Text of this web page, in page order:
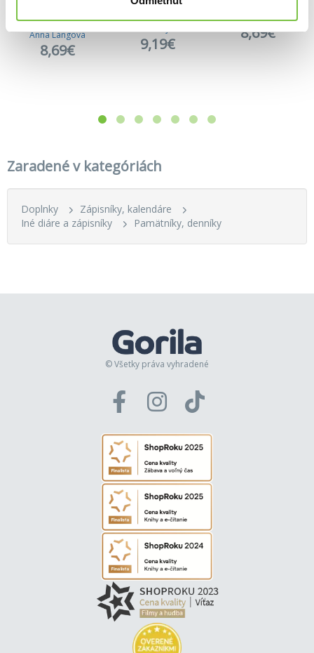
Naše dieťatko
Anna Lángová
8,69€
Album dieťatka: Náš prvý rok
9,19€
Kendra: tajný zápisník s visacím zámkom, kľúčikom a čarovným perom
8,69€
Zaradené v kategóriách
Doplnky
Zápisníky, kalendáre
Iné diáre a zápisníky
Pamätníky, denníky
© Všetky práva vyhradené